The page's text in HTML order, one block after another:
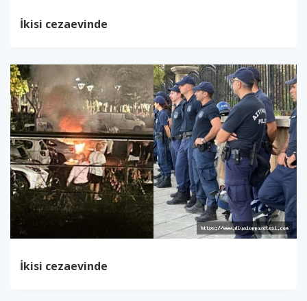
İkisi cezaevinde
İkisi cezaevinde